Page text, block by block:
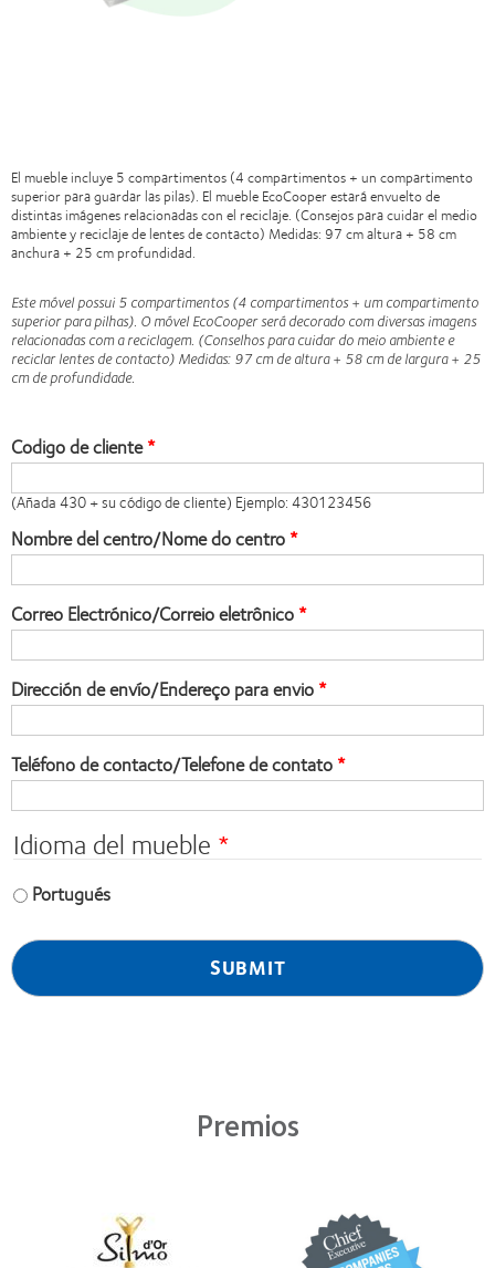
El mueble incluye 5 compartimentos (4 compartimentos + un compartimento
superior para guardar las pilas). El mueble EcoCooper estará envuelto de
distintas imágenes relacionadas con el reciclaje. (Consejos para cuidar el medio
ambiente y reciclaje de lentes de contacto) Medidas: 97 cm altura + 58 cm
anchura + 25 cm profundidad.
Este móvel possui 5 compartimentos (4 compartimentos + um compartimento
superior para pilhas). O móvel EcoCooper será decorado com diversas imagens
relacionadas com a reciclagem. (Conselhos para cuidar do meio ambiente e
reciclar lentes de contacto) Medidas: 97 cm de altura + 58 cm de largura + 25
cm de profundidade.
Codigo de cliente
(Añada 430 + su código de cliente) Ejemplo: 430123456
Nombre del centro/Nome do centro
Correo Electrónico/Correio eletrônico
Dirección de envío/Endereço para envio
Teléfono de contacto/Telefone de contato
Idioma del mueble
Portugués
Premios
about
Learn
more
about